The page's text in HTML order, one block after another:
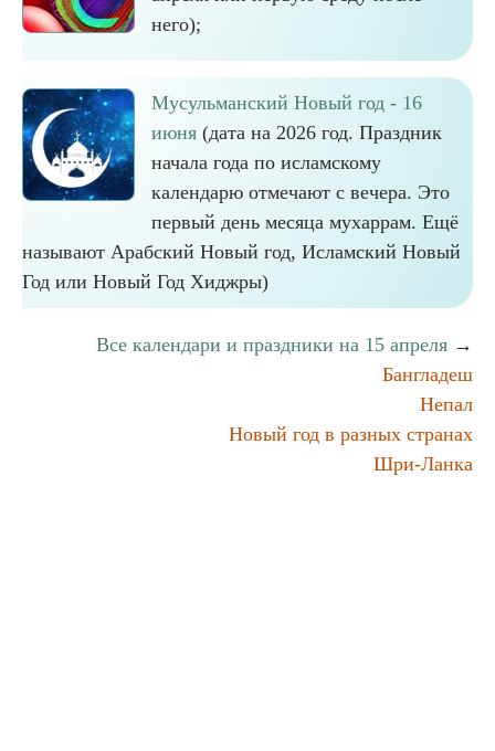
него);
Мусульманский Новый год - 16
июня (дата на 2026 год. Праздник
начала года по исламскому
календарю отмечают с вечера. Это
первый день месяца мухаррам. Ещё
называют Арабский Новый год, Исламский Новый
Год или Новый Год Хиджры)
Все календари и праздники на 15 апреля →
Бангладеш
Непал
Новый год в разных странах
Шри-Ланка